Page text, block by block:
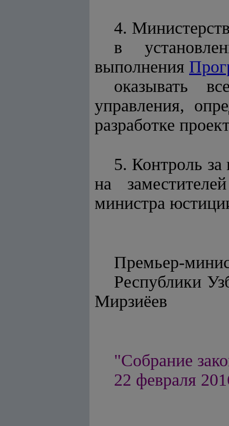
4.
в
выполнения
оказывать
управления,
разработке
5. Контроль за
на
министра
Премьер-
Мирзиёев
"Собрание
22 февраля